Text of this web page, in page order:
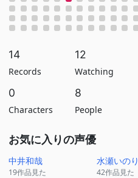
14
Records
12
Watching
0
Characters
8
People
お気に入りの声優
中井和哉
19作品見た
水瀬いのり
42作品見た